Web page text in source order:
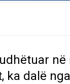
ka dalë